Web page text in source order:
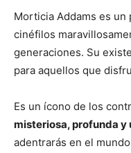
Morticia Addams es
cinéfilos
generaciones. Su
para aquellos que
Es un ícono de los
misteriosa, profunda y
adentrarás en el